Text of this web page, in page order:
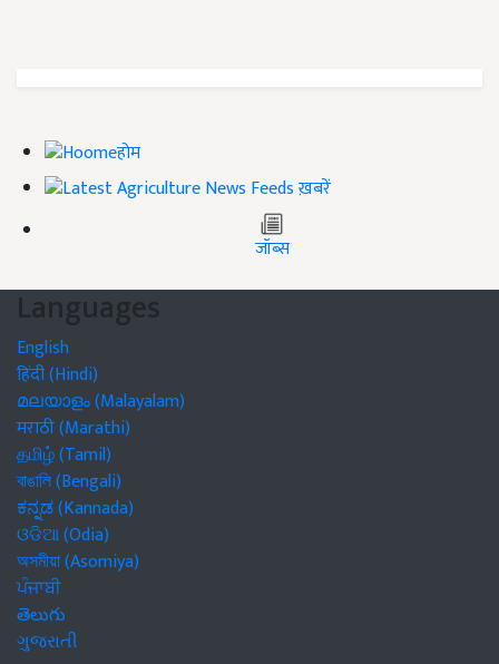
होम
ख़बरें
जॉब्स
Languages
English
हिंदी (Hindi)
മലയാളം (Malayalam)
मराठी (Marathi)
தமிழ் (Tamil)
বাঙালি (Bengali)
ಕನ್ನಡ (Kannada)
ଓଡିଆ (Odia)
অসমীয়া (Asomiya)
ਪੰਜਾਬੀ
తెలుగు
ગુજરાતી